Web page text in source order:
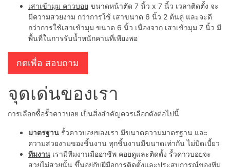
เสาเข้ามุม คาวบอย ขนาดหน้าตัด 7 นิ้ว x 7 นิ้ว เวลาติดตั้ง จะ
มีความสวยงาม กว่าการใช้ เสาขนาด 6 นิ้ว 2 ต้นคู่ และจะดี
กว่าการใช้เสาเข้ามุม ขนาด 6 นิ้ว เนื่องจาก เสาเข้ามุม 7 นิ้ว มี
พื้นที่ในการรับน้ำหนักคานที่เพียงพอ
กดเพื่อ สอบถาม
จุดเด่นของเรา
การเลือกซื้อรั้วคาวบอย เป็นสิ่งสำคัญควรเลือกดังต่อไปนี้
มาตรฐาน รั้วคาวบอยของเรา มีขนาดความมาตรฐาน และ
ความสวยงามของชิ้นงาน ทุกชิ้นงานมีขนาดเท่ากัน ไม่บิดเบี้ยว
ทีมงาน เรามีทีมงานมืออาชีพ คอยดูและติดตั้ง รั้วคาวบอยจะ
สวยไม่สวยนั้น ขึ้นอยู่กับฝีมือการติดตั้งและประสบการณ์ของทีม